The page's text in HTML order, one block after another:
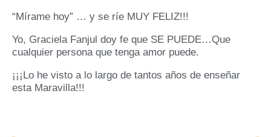
“Mírame hoy” … y se ríe MUY FELIZ!!!
Yo, Graciela Fanjul doy fe que SE PUEDE…Que
cualquier persona que tenga amor puede.
¡¡¡Lo he visto a lo largo de tantos años de enseñar
esta Maravilla!!!